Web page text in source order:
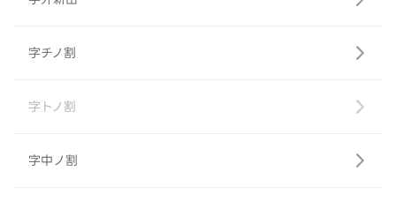
字チノ割
字トノ割
字中ノ割